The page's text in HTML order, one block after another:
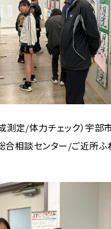
測定/体力チェック）宇部
相談センター/ご近所ふ